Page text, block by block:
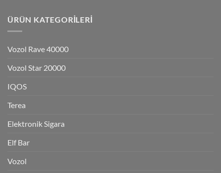
ÜRÜN KATEGORILERI
Vozol Rave 40000
Vozol Star 20000
IQOS
Terea
Elektronik Sigara
Elf Bar
Vozol